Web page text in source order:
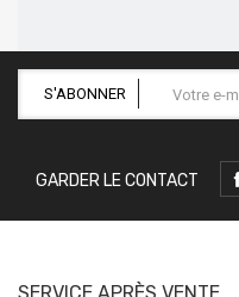
S'ABONNER
GARDER LE CONTACT